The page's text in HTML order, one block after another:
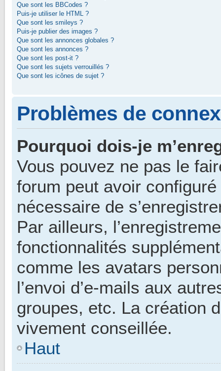
Que sont les BBCodes ?
Puis-je utiliser le HTML ?
Que sont les smileys ?
Puis-je publier des images ?
Que sont les annonces globales ?
Que sont les annonces ?
Que sont les post-it ?
Que sont les sujets verrouillés ?
Que sont les icônes de sujet ?
Problèmes de
Pourquoi dois-je
Vous pouvez ne pas le
forum peut avoir
nécessaire de
Par ailleurs,
fonctionnalités
comme les avatars
l’envoi d’e-mails aux
groupes, etc. La création
vivement conseillée.
Haut